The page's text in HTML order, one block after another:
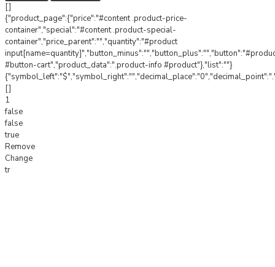
[]
{"product_page":{"price":"#content .product-price-
container","special":"#content .product-special-
container","price_parent":"","quantity":"#product
#button-cart","product_data":".product-info #product"},"list":""}
[]
1
false
false
true
Remove
Change
tr